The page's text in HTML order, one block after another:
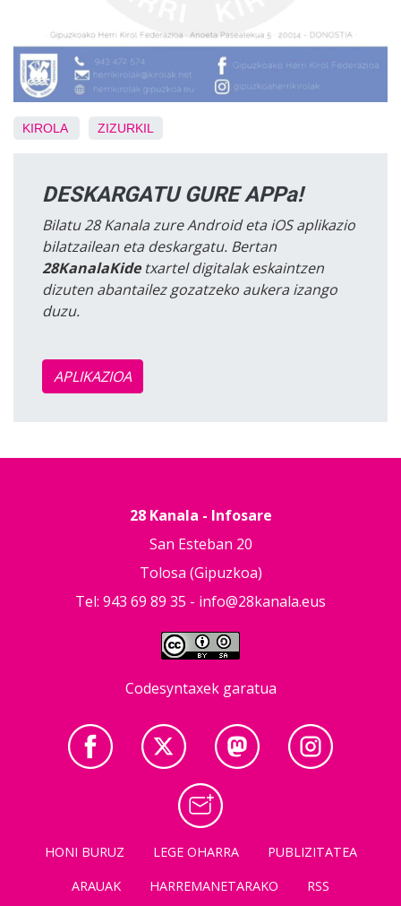
KIROLA ZIZURKIL
DESKARGATU GURE APPa!
Bilatu 28 Kanala zure Android eta iOS aplikazio
bilatzailean eta deskargatu. Bertan
28KanalaKidetxartel digitalak eskaintzen
dizuten abantailez gozatzeko aukera izango
duzu.
APLIKAZIOA
28 Kanala - Infosare
San Esteban 20
Tolosa (Gipuzkoa)
Tel: 943 69 89 35 - info@28kanala.eus
Codesyntaxek garatua
HONI BURUZ LEGE OHARRA
PUBLIZITATEA
ARAUAK
HARREMANETARAKO RSS